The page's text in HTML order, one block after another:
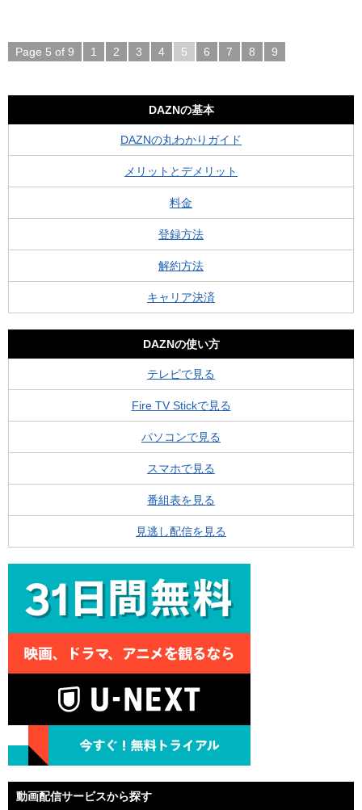
Page 5 of 9 1 2 3 4 5 6 7 8 9
DAZNの基本
DAZNの丸わかりガイド
メリットとデメリット
料金
登録方法
解約方法
キャリア決済
DAZNの使い方
テレビで見る
Fire TV Stickで見る
パソコンで見る
スマホで見る
番組表を見る
見逃し配信を見る
動画配信サービスから探す